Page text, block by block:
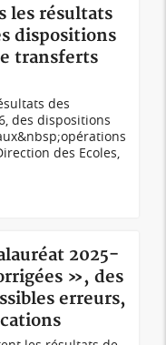
les résultats
dispositions
transferts
des
des dispositions
des Ecoles,
2025-
», des
erreurs,